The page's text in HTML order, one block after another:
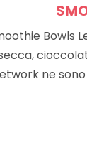
Bowls
ne